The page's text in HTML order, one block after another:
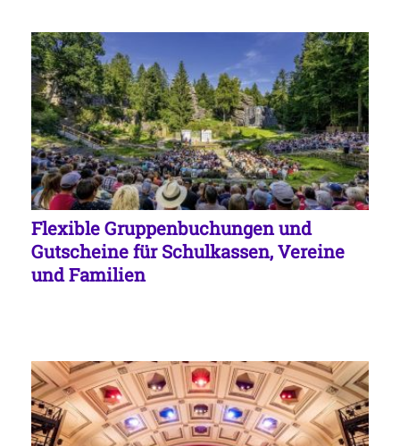
Flexible Gruppenbuchungen und
Gutscheine für Schulkassen, Vereine
und Familien